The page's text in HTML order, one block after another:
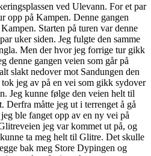
ved Ulevann. For et par
opp på Kampen. Denne gangen
Starten på turen var denne
uker siden. Jeg fulgte den samme
Men der hvor jeg forrige tur gikk
denne gangen veien som går på
slakt nedover mot Sandungen den
jeg av på en vei som gikk sydover
Jeg kunne følge den veien helt til
Derfra måtte jeg ut i terrenget å gå
ble fanget opp av en ny vei på
jeg var kommet ut på, og
ta meg helt til Glitre. Det skulle
bak meg Store Dypingen og